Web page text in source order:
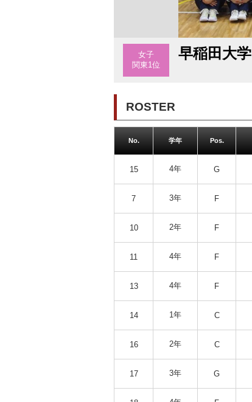
女子
関東1位
早稲田大学
ROSTER
No. 学年 Pos.
15 4年 G
7 3年 F
10 2年 F
11 4年 F
13 4年 F
14 1年 C
16 2年 C
17 3年 G